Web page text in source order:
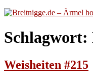
Schlagwort:
Weisheiten #215